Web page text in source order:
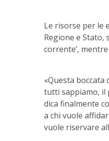
Le risorse per le
Regione e Stato,
corrente’,
«Questa boccata
tutti sappiamo, il
dica finalmente
a chi vuole
vuole riservare